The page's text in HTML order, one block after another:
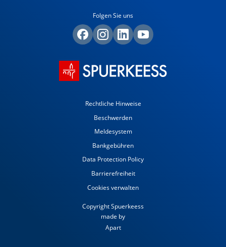
Folgen Sie uns
Rechtliche Hinweise
Beschwerden
Meldesystem
Bankgebühren
Data Protection Policy
Barrierefreiheit
Cookies verwalten
Copyright Spuerkeess
made by
Apart